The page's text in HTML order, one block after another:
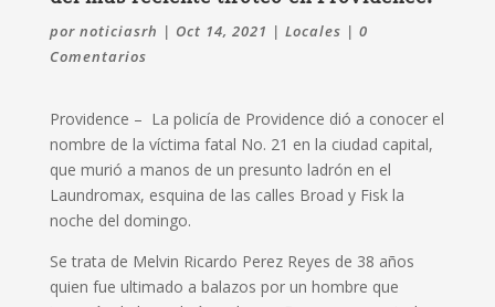
por noticiasrh | Oct 14, 2021 | Locales | 0
Comentarios
Providence – La policía de Providence dió a conocer el
nombre de la víctima fatal No. 21 en la ciudad capital,
que murió a manos de un presunto ladrón en el
Laundromax, esquina de las calles Broad y Fisk la
noche del domingo.
Se trata de Melvin Ricardo Perez Reyes de 38 años
quien fue ultimado a balazos por un hombre que